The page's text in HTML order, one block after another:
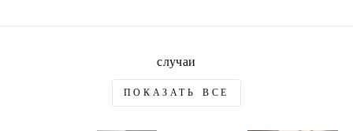
случаи
ПОКАЗАТЬ ВСЕ